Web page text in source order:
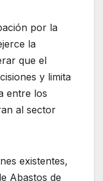
por la
la
que el
y limita
entre los
al sector
existentes,
Abastos de